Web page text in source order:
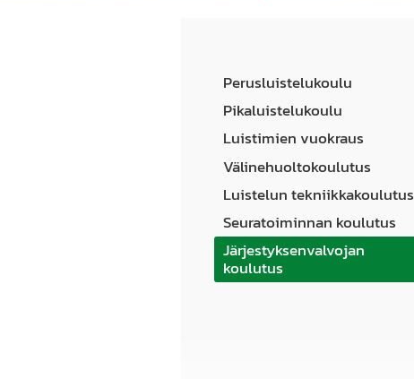
Perusluistelukoulu
Pikaluistelukoulu
Luistimien vuokraus
Välinehuoltokoulutus
Luistelun tekniikkakoulutus
Seuratoiminnan koulutus
Järjestyksenvalvojan
koulutus